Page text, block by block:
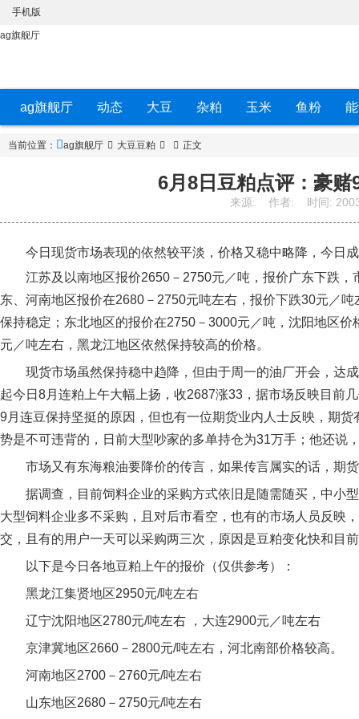
手机版
ag旗舰厅
ag旗舰厅 动态 大豆 杂粕 玉米 鱼粉
当前位置： ag旗舰厅 大豆豆粕 正文
6月8日豆粕点评：豪赌
来源: 作者: 时间:
今日现货市场表现的依然较平淡，价格又稳中略降，今日
江苏及以南地区报价2650－2750元／吨，报价广东下跌，
东、河南地区报价在2680－2750元吨左右，报价下跌30元／
保持稳定；东北地区的报价在2750－3000元／吨，沈阳地区
元／吨左右，黑龙江地区依然保持较高的价格。
现货市场虽然保持稳中趋降，但由于周一的油厂开会，达
起今日8月连粕上午大幅上扬，收2687涨33，据市场反映目前
9月连豆保持坚挺的原因，但也有一位期货业内人士反映，期
势是不可违背的，日前大型吵家的多单持仓为31万手；他还说
市场又有东海粮油要降价的传言，如果传言属实的话，期
据调查，目前饲料企业的采购方式依旧是随需随买，中小
大型饲料企业多不采购，且对后市看空，也有的市场人员反映
交，且有的用户一天可以采购两三次，原因是豆粕变化快和目
以下是今日各地豆粕上午的报价（仅供参考）：
黑龙江集贤地区2950元/吨左右
辽宁沈阳地区2780元/吨左右 ，大连2900元／吨左右
京津冀地区2660－2800元/吨左右，河北南部价格较高。
河南地区2700－2760元/吨左右
山东地区2680－2750元/吨左右